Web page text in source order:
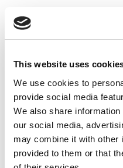
This website uses
We use cookies to
provide social media
We also share
our social media,
may combine it with other
provided to them or that
a
BANSKÁ